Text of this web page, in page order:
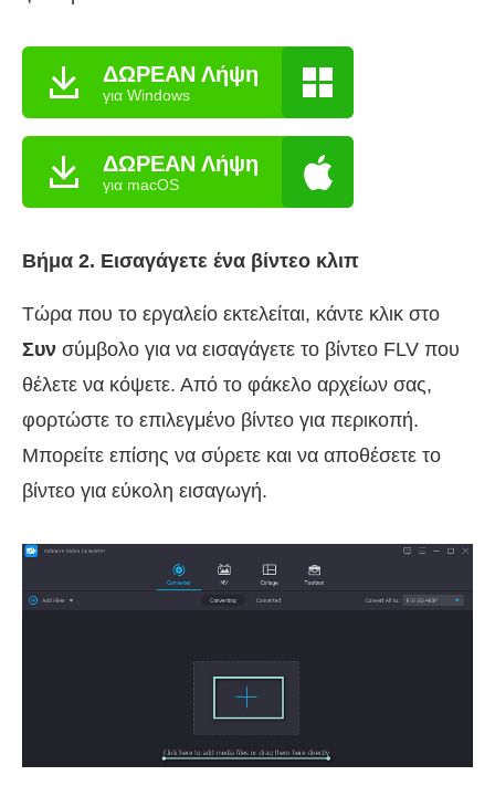
ΔΩΡΕΑΝ Λήψη
για Windows
ΔΩΡΕΑΝ Λήψη
για macOS
Βήμα 2. Εισαγάγετε ένα βίντεο κλιπ
Τώρα που το εργαλείο εκτελείται, κάντε κλικ στο
Συν σύμβολο για να εισαγάγετε το βίντεο FLV που
θέλετε να κόψετε. Από το φάκελο αρχείων σας,
φορτώστε το επιλεγμένο βίντεο για περικοπή.
Μπορείτε επίσης να σύρετε και να αποθέσετε το
βίντεο για εύκολη εισαγωγή.